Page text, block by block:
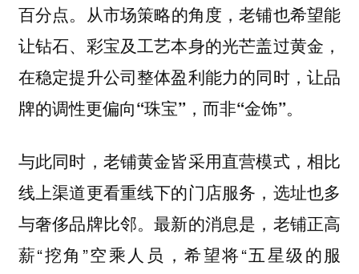
百分点。 从市场策略的角度，老铺也希望能
让钻石、彩宝及工艺本身的光芒盖过黄金，
在稳定提升公司整体盈利能力的同时，让品
牌的调性更偏向“珠宝”，而非“金饰”。
与此同时，老铺黄金皆采用直营模式，相比
线上渠道更看重线下的门店服务，选址也多
与奢侈品牌比邻。最新的消息是，老铺正高
薪“挖角”空乘人员，希望将“五星级的服